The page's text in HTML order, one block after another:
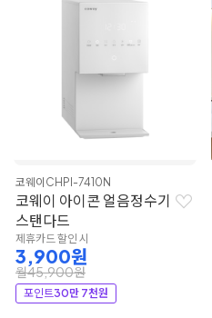
코웨이 CHPI-7410N
코웨이 아이콘 얼음정수기
스탠다드
제휴카드 할인 시
3,900원
월45,900원
포인트30만 7천원